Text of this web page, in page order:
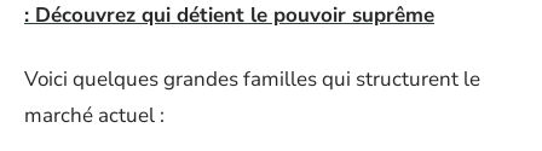
: Découvrez qui détient le pouvoir suprême
Voici quelques grandes familles qui structurent le
marché actuel :